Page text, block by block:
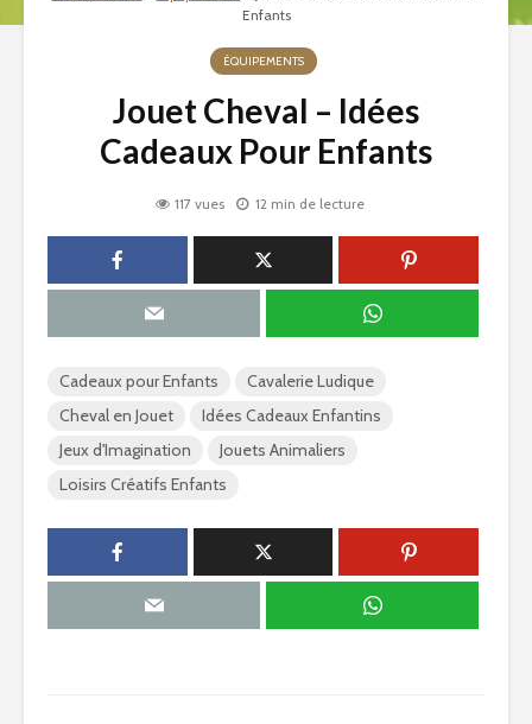
Enfants
ÉQUIPEMENTS
Jouet Cheval – Idées
Cadeaux Pour Enfants
117 vues 12 min de lecture
Cadeaux pour Enfants
Cavalerie Ludique
Cheval en Jouet
Idées Cadeaux Enfantins
Jeux d'Imagination
Jouets Animaliers
Loisirs Créatifs Enfants